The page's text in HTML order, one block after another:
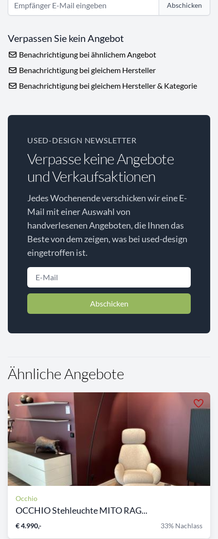
Abschicken
Verpassen Sie kein Angebot
Benachrichtigung bei ähnlichem Angebot
Benachrichtigung bei gleichem Hersteller
Benachrichtigung bei gleichem Hersteller & Kategorie
USED-DESIGN NEWSLETTER
Verpasse keine Angebote
und Verkaufsaktionen
Jedes Wochenende verschicken wir eine E-
Mail mit einer Auswahl von
handverlesenen Angeboten, die Ihnen das
Beste von dem zeigen, was bei used-design
eingetroffen ist.
Abschicken
Ähnliche Angebote
Occhio
OCCHIO Stehleuchte MITO RAG...
€ 4.990,- 33% Nachlass